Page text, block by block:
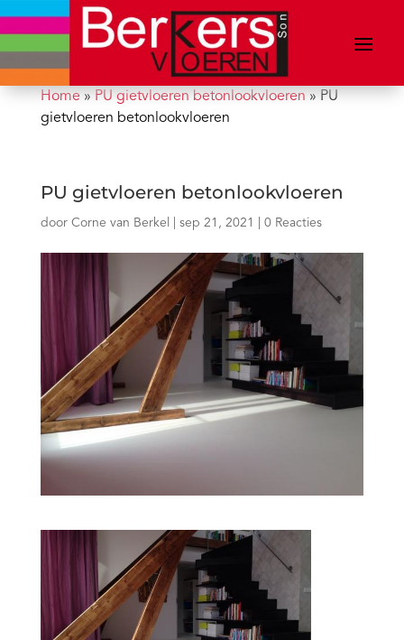
Home» PU gietvloeren betonlookvloeren » PU
gietvloeren betonlookvloeren
PU gietvloeren betonlookvloeren
door Corne van Berkel sep 21, 2021 0 Reacties